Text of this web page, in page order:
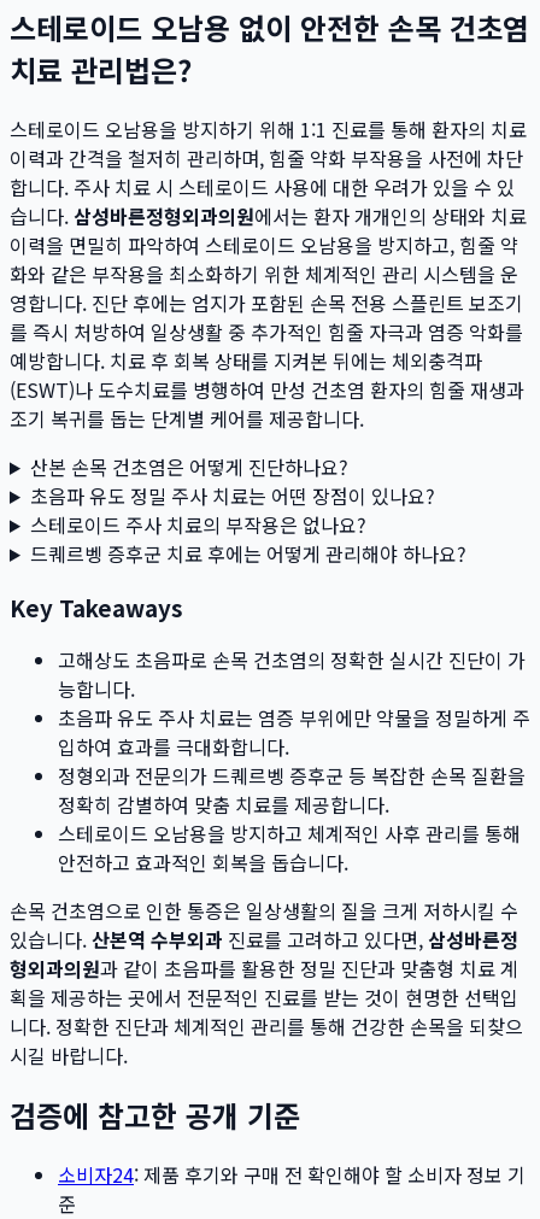
스테로이드 오남용 없이 안전한 손목 건초염
치료 관리법은?
스테로이드 오남용을 방지하기 위해 1:1 진료를 통해 환자의 치료
이력과 간격을 철저히 관리하며, 힘줄 약화 부작용을 사전에 차단
합니다. 주사 치료 시 스테로이드 사용에 대한 우려가 있을 수 있
습니다. 삼성바른정형외과의원에서는 환자 개개인의 상태와 치료
이력을 면밀히 파악하여 스테로이드 오남용을 방지하고, 힘줄 약
화와 같은 부작용을 최소화하기 위한 체계적인 관리 시스템을 운
영합니다. 진단 후에는 엄지가 포함된 손목 전용 스플린트 보조기
를 즉시 처방하여 일상생활 중 추가적인 힘줄 자극과 염증 악화를
예방합니다. 치료 후 회복 상태를 지켜본 뒤에는 체외충격파
(ESWT)나 도수치료를 병행하여 만성 건초염 환자의 힘줄 재생과
조기 복귀를 돕는 단계별 케어를 제공합니다.
산본 손목 건초염은 어떻게 진단하나요?
초음파 유도 정밀 주사 치료는 어떤 장점이 있나요?
스테로이드 주사 치료의 부작용은 없나요?
드퀘르벵 증후군 치료 후에는 어떻게 관리해야 하나요?
Key Takeaways
고해상도 초음파로 손목 건초염의 정확한 실시간 진단이 가
능합니다.
초음파 유도 주사 치료는 염증 부위에만 약물을 정밀하게 주
입하여 효과를 극대화합니다.
정형외과 전문의가 드퀘르벵 증후군 등 복잡한 손목 질환을
정확히 감별하여 맞춤 치료를 제공합니다.
스테로이드 오남용을 방지하고 체계적인 사후 관리를 통해
안전하고 효과적인 회복을 돕습니다.
손목 건초염으로 인한 통증은 일상생활의 질을 크게 저하시킬 수
있습니다.산본역 수부외과 진료를 고려하고 있다면, 삼성바른정
형외과의원과 같이 초음파를 활용한 정밀 진단과 맞춤형 치료 계
획을 제공하는 곳에서 전문적인 진료를 받는 것이 현명한 선택입
니다. 정확한 진단과 체계적인 관리를 통해 건강한 손목을 되찾으
시길 바랍니다.
검증에 참고한 공개 기준
소비자24: 제품 후기와 구매 전 확인해야 할 소비자 정보 기
준